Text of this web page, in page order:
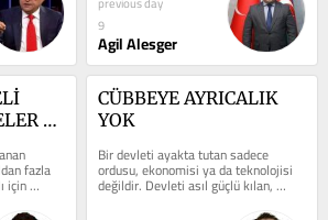
9
Agil Alesger
fazla
için
olarak...
CÜBBEYE AYRICALIK
YOK
Bir devleti ayakta tutan sadece
ordusu, ekonomisi ya da teknolojisi
değildir. Devleti asıl güçlü kılan,
adalet sistemine duyulan güvendir....